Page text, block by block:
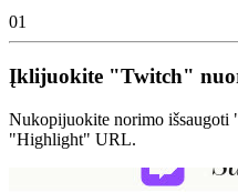
01
Įklijuokite "Twitch"
Nukopijuokite norimo
"Highlight" URL.